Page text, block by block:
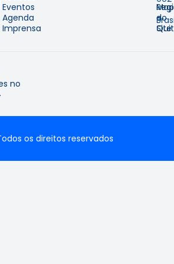
Eventos
Agenda
Imprensa
e
do
Site
–
no
os direitos reservados